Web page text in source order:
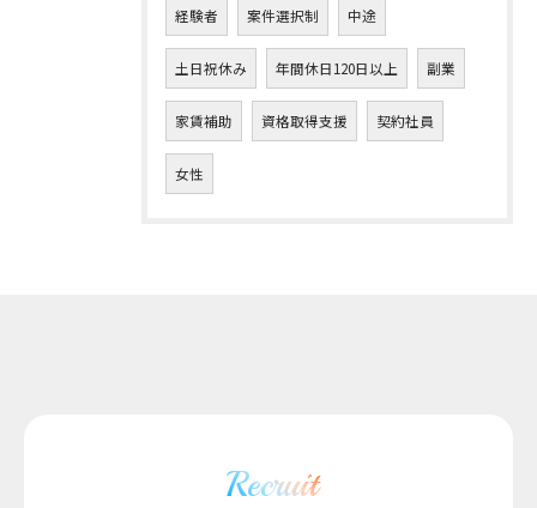
経験者 案件選択制 中途
土日祝休み 年間休日120日以上 副業
家賃補助 資格取得支援 契約社員
女性
Recruit